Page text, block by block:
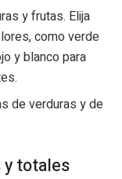
y frutas. Elija
como verde
y blanco para
de verduras y de
y totales